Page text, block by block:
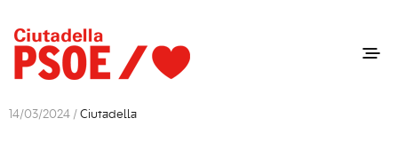
14/03/2024 / Ciutadella